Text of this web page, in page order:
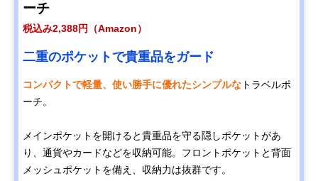
ーチ
税込み2,388円（Amazon）
二重のポケットで貴重品をガード
コンパクトで軽量、使い勝手に優れたシンプルな トラベルポ
ーチ。
メインポケットを開けると貴重品を守る隠しポケットがあ
り、通貨やカードなどを収納可能。フロントポケットと背面
メッシュポケットを備え、収納力は抜群です。